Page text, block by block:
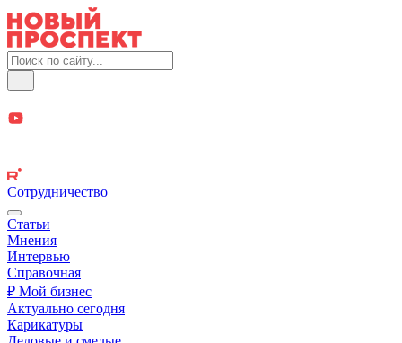
Сотрудничество
Статьи
Мнения
Интервью
Справочная
₽ Мой бизнес
Актуально сегодня
Карикатуры